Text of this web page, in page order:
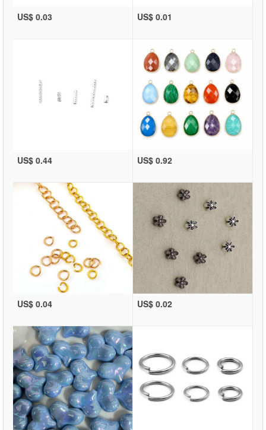
US$ 0.03 US$ 0.01
US$ 0.44 US$ 0.92
US$ 0.04 US$ 0.02